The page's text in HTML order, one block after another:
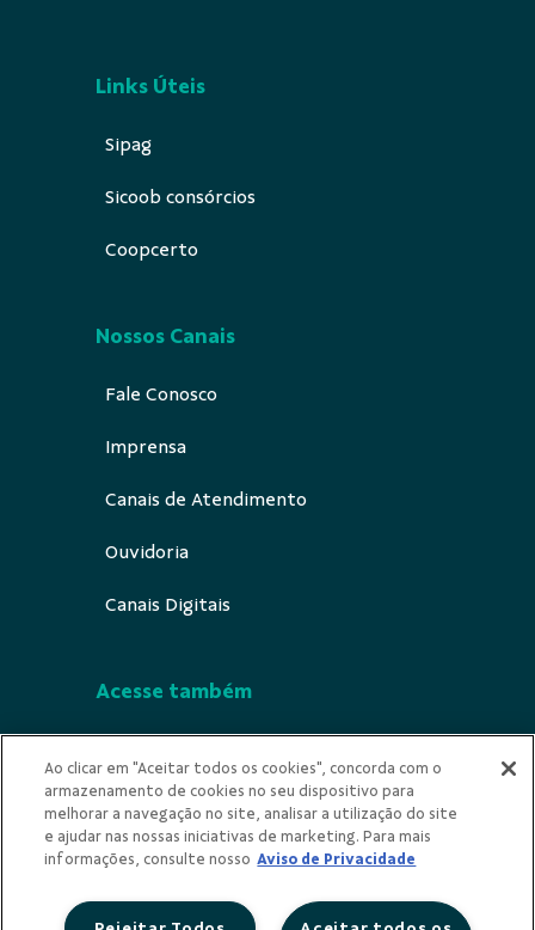
Links Úteis
Sipag
Sicoob consórcios
Coopcerto
Nossos Canais
Fale Conosco
Imprensa
Canais de Atendimento
Ouvidoria
Canais Digitais
Acesse também
Indícios de Ilicitude
Privacidade
Ao clicar em "Aceitar todos os cookies", concorda com o
armazenamento de cookies no seu dispositivo para
melhorar a navegação no site, analisar a utilização do site
e ajudar nas nossas iniciativas de marketing. Para mais
informações, consulte nosso Aviso de Privacidade